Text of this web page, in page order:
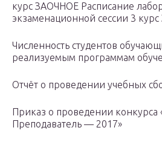
курс ЗАОЧНОЕ Расписание
экзаменационной сессии 3
Численность студентов
реализуемым программам
Отчёт о проведении учебных
Приказ о проведении конкурса
Преподаватель — 2017»